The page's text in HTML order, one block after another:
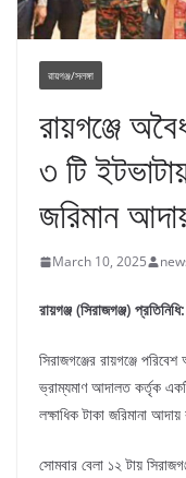
রায়গঞ্জ/সলঙ্গা
রায়গঞ্জে
৩ টি
জরিমান
March 10, 2025
রায়গঞ্জ (সিরাজগঞ্জ) প্রতিনিধি:
সিরাজগঞ্জের রায়গঞ্জে
ভ্রাম্যমাণ আদালত কর্তৃক
লক্ষাধিক টাকা জরিমানা
সোমবার বেলা ১২ টায়